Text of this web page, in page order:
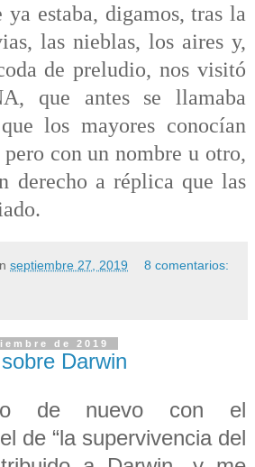
ya estaba, digamos, tras la
las nieblas, los aires y,
de preludio, nos visitó
que antes se llamaba
los mayores conocían
con un nombre u otro,
derecho a réplica que las
septiembre 27, 2019 8 comentarios:
de 2019
Darwin
de nuevo con el
de “la supervivencia del